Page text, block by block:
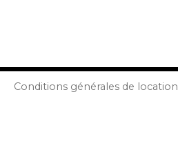
Conditions générales de location